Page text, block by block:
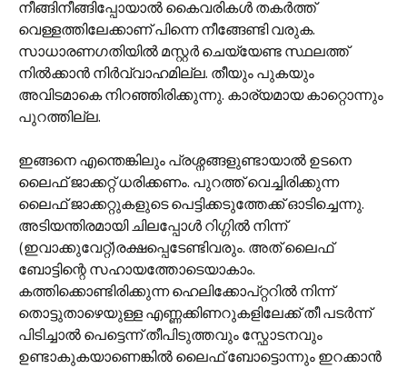
നീങ്ങിനീങ്ങിപ്പോയാല്‍ കൈവരികള്‍ തകര്‍ത്ത്
വെള്ളത്തിലേക്കാണ് പിന്നെ നീങ്ങേണ്ടി വരുക.
സാധാരണഗതിയില്‍ മസ്റ്റര്‍ ചെയ്യേണ്ട സ്ഥലത്ത്
നില്‍ക്കാന്‍ നിര്‍വ്വാഹമില്ല. തീയും പുകയും
അവിടമാകെ നിറഞ്ഞിരിക്കുന്നു. കാര്യമായ കാറ്റൊന്നും
പുറത്തില്ല.
ഇങ്ങനെ എന്തെങ്കിലും പ്രശ്നങ്ങളുണ്ടായാല്‍ ഉടനെ
ലൈഫ് ജാക്കറ്റ് ധരിക്കണം. പുറത്ത് വെച്ചിരിക്കുന്ന
ലൈഫ് ജാക്കറ്റുകളുടെ പെട്ടിക്കടുത്തേക്ക് ഓടിച്ചെന്നു.
അടിയന്തിരമായി ചിലപ്പോള്‍ റിഗ്ഗില്‍ നിന്ന്
(ഇവാക്കുവേറ്റ്)രക്ഷപ്പെടേണ്ടിവരും. അത് ലൈഫ്
ബോട്ടിന്റെ സഹായത്തോടെയാകാം.
കത്തിക്കൊണ്ടിരിക്കുന്ന ഹെലിക്കോപ്റ്ററില്‍ നിന്ന്
തൊട്ടുതാഴെയുള്ള എണ്ണക്കിണറുകളിലേക്ക് തീ പടര്‍ന്ന്
പിടിച്ചാല്‍ പെട്ടെന്ന് തീപിടുത്തവും സ്ഫോടനവും
ഉണ്ടാകുകയാണെങ്കില്‍ ലൈഫ് ബോട്ടൊന്നും ഇറക്കാന്‍